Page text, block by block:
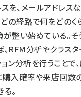
を、メールアドレス
の経路で何をどの
整い始めている。
RFM分析やクラス
ン分析を行うことで
購入確率や来店回数
。